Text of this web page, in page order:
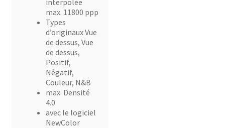
max. 11800 ppp
Types
d’originaux Vue
de dessus, Vue
de dessus,
Positif,
Négatif,
Couleur, N&B
max. Densité
4.0
avec le logiciel
NewColor